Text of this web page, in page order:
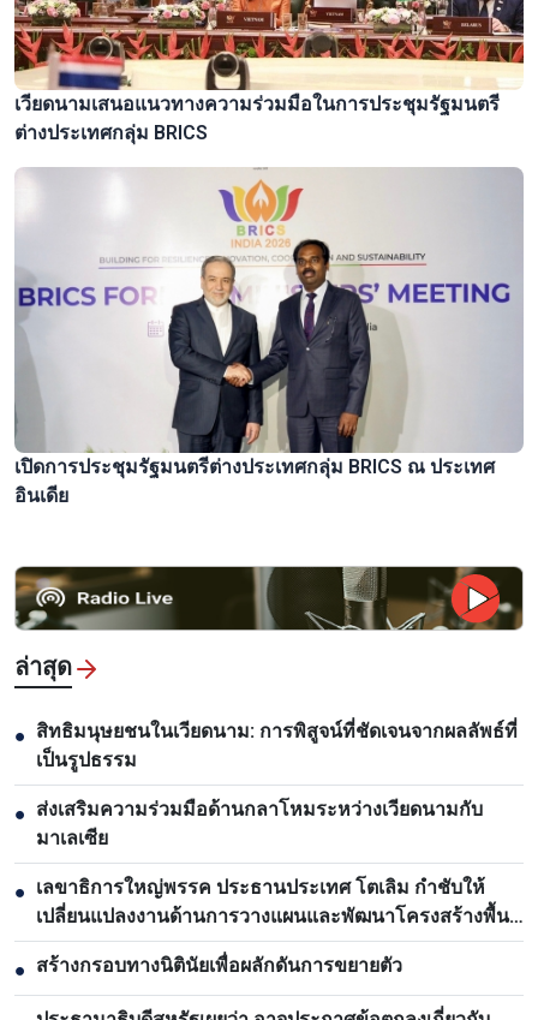
เวียดนามเสนอแนวทางความร่วมมือในการประชุมรัฐมนตรี
ต่างประเทศกลุ่ม BRICS
เปิดการประชุมรัฐมนตรีต่างประเทศกลุ่ม BRICS ณ ประเทศ
อินเดีย
ล่าสุด
● สิทธิมนุษยชนในเวียดนาม: การพิสูจน์ที่ชัดเจนจากผลลัพธ์ที่
เป็นรูปธรรม
● ส่งเสริมความร่วมมือด้านกลาโหมระหว่างเวียดนามกับ
มาเลเซีย
● เลขาธิการใหญ่พรรค ประธานประเทศ โตเลิม กำชับให้
เปลี่ยนแปลงงานด้านการวางแผนและพัฒนาโครงสร้างพื้น
ฐาน
● สร้างกรอบทางนิตินัยเพื่อผลักดันการขยายตัว